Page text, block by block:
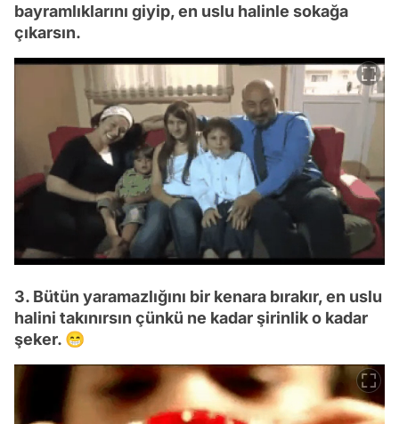
bayramlıklarını giyip, en uslu halinle sokağa
çıkarsın.
3. Bütün yaramazlığını bir kenara bırakır, en uslu
halini takınırsın çünkü ne kadar şirinlik o kadar
şeker. 😁